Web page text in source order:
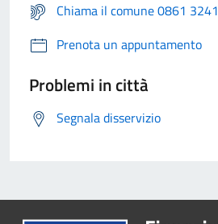
Chiama il comune 0861 3241
Prenota un appuntamento
Problemi in città
Segnala disservizio